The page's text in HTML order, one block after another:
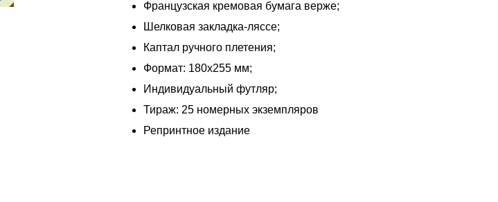
Французская кремовая бумага верже;
Шелковая закладка-ляссе;
Каптал ручного плетения;
Формат: 180х255 мм;
Индивидуальный футляр;
Тираж: 25 номерных экземпляров
Репринтное издание